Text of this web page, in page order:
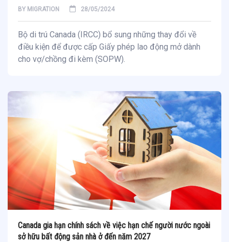
BY MIGRATION 28/05/2024
Bộ di trú Canada (IRCC) bổ sung những thay đổi về
điều kiện để được cấp Giấy phép lao động mở dành
cho vợ/chồng đi kèm (SOPW).
Canada gia hạn chính sách về việc hạn chế người nước ngoài
sở hữu bất động sản nhà ở đến năm 2027